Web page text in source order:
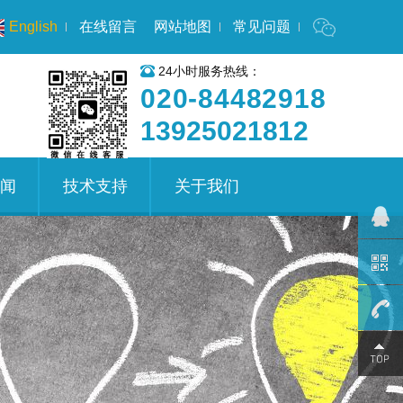
English 在线留言 网站地图 常见问题
24小时服务热线：
020-84482918
13925021812
技术支持 关于我们
020-